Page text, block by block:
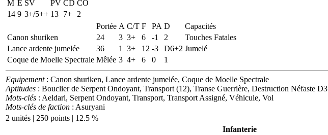
M E SV PV CD CO
14 9 3+/5++ 13 7+
2
Portée A C/T F PA D
Capacités
Canon shuriken
24 3 3+ 6 -1 2
Touches Fatales
Lance ardente jumelée
36 1 3+ 12 -3 D6+2 Jumelé
Coque de Moelle Spectrale Mêlée 3 4+ 6 0 1
Equipement: Canon shuriken, Lance ardente jumelée, Coque de Moelle Spectrale
Aptitudes : Bouclier de Serpent Ondoyant, Transport (12), Transe Guerrière, Destruction Néfaste D3
Mots-clés : Aeldari, Serpent Ondoyant, Transport, Transport Assigné, Véhicule, Vol
Mots-clés de faction : Asuryani
2 unités | 250 points | 12.5 %
Infanterie